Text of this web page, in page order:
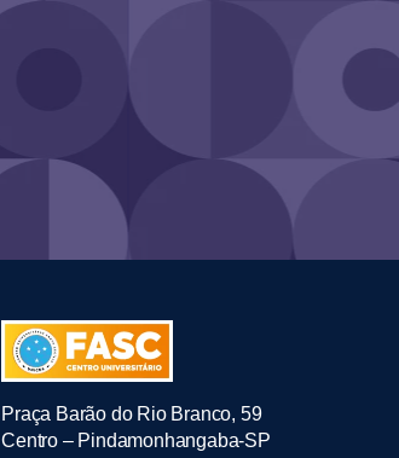
Praça Barão do Rio Branco, 59
Centro – Pindamonhangaba-SP